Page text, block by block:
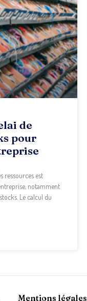
de
pour
ressources est
notamment
Le calcul du
Mentions légales